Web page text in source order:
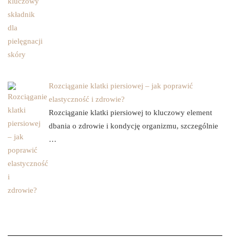
Rozciąganie klatki piersiowej – jak poprawić
elastyczność i zdrowie?
Rozciąganie klatki piersiowej to kluczowy element
dbania o zdrowie i kondycję organizmu, szczególnie
…